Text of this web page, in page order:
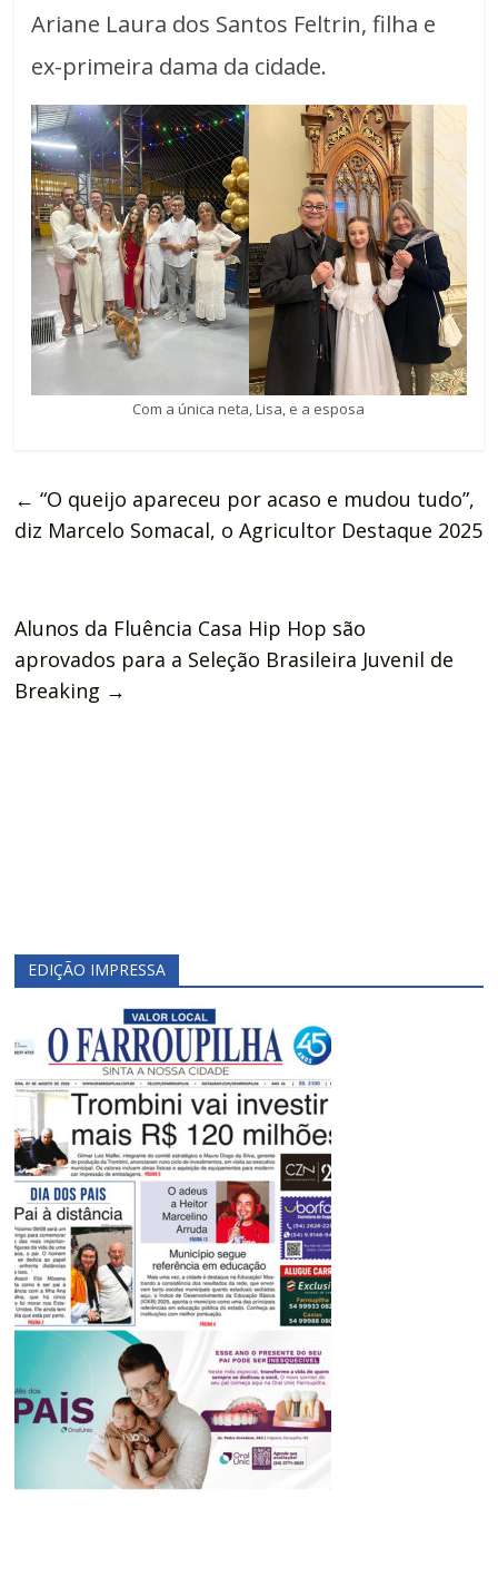
Ariane Laura dos Santos Feltrin, filha e
ex-primeira dama da cidade.
Com a única neta, Lisa, e a esposa
← “O queijo apareceu por acaso e mudou tudo”,
diz Marcelo Somacal, o Agricultor Destaque 2025
Alunos da Fluência Casa Hip Hop são
aprovados para a Seleção Brasileira Juvenil de
Breaking →
EDIÇÃO IMPRESSA